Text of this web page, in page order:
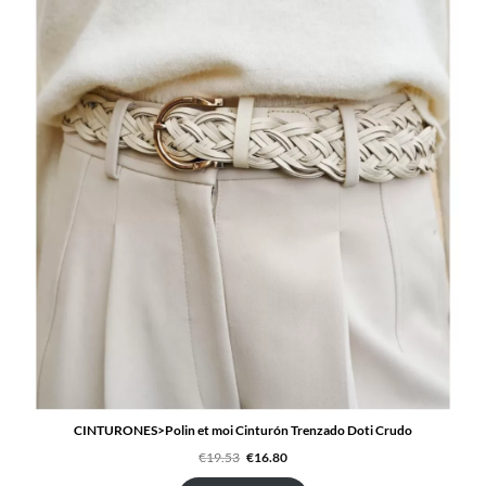
CINTURONES>Polin et moi Cinturón Trenzado Doti Crudo
€19.53 El
original
€16.80El
actual